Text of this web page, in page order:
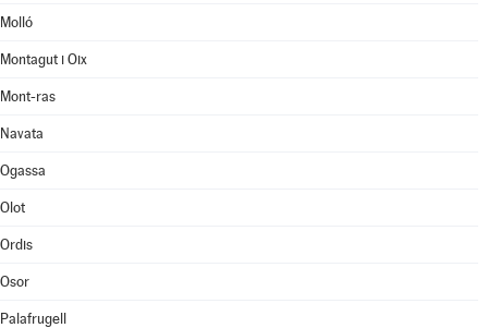
Molló
Montagut i Oix
Mont-ras
Navata
Ogassa
Olot
Ordis
Osor
Palafrugell